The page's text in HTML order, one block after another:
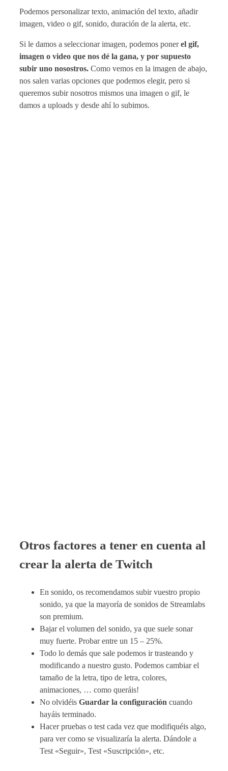
Podemos personalizar texto, animación del texto, añadir
imagen, video o gif, sonido, duración de la alerta, etc.
Si le damos a seleccionar imagen, podemos ponerel gif,
imagen o video que nos dé la gana, y por supuesto
subir uno nosostros. Como vemos en la imagen de abajo,
nos salen varias opciones que podemos elegir, pero si
queremos subir nosotros mismos una imagen o gif, le
damos a uploads y desde ahí lo subimos.
Otros factores a tener en cuenta al
crear la alerta de Twitch
En sonido, os recomendamos subir vuestro propio
sonido, ya que la mayoría de sonidos de Streamlabs
son premium.
Bajar el volumen del sonido, ya que suele sonar
muy fuerte. Probar entre un 15 – 25%.
Todo lo demás que sale podemos ir trasteando y
modificando a nuestro gusto. Podemos cambiar el
tamaño de la letra, tipo de letra, colores,
animaciones, … como queráis!
No olvidéis Guardar la configuración cuando
hayáis terminado.
Hacer pruebas o test cada vez que modifiquéis algo,
para ver como se visualizaría la alerta. Dándole a
Test «Seguir», Test «Suscripción», etc.